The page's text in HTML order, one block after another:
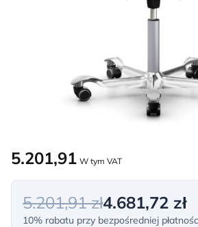
5.201,91 W tym VAT
5.201,91 zł4.681,72 zł
10% rabatu przy bezpośredniej